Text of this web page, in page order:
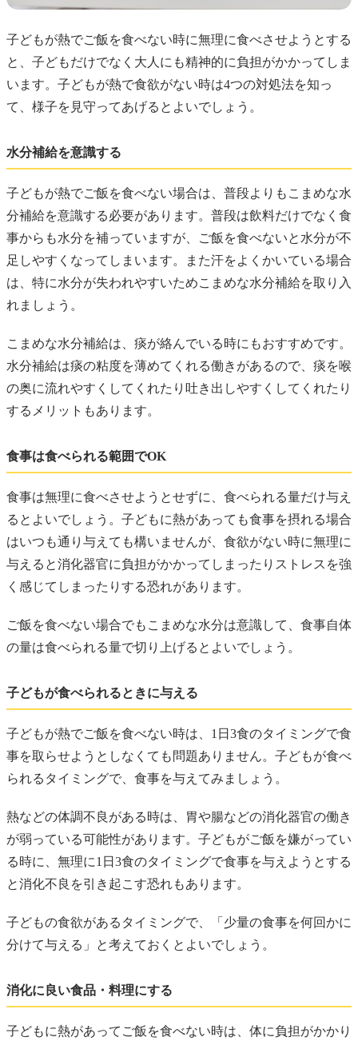
子どもが熱でご飯を食べない時に無理に食べさせようとする
と、子どもだけでなく大人にも精神的に負担がかかってしま
います。子どもが熱で食欲がない時は4つの対処法を知っ
て、様子を見守ってあげるとよいでしょう。
水分補給を意識する
子どもが熱でご飯を食べない場合は、普段よりもこまめな水
分補給を意識する必要があります。普段は飲料だけでなく食
事からも水分を補っていますが、ご飯を食べないと水分が不
足しやすくなってしまいます。また汗をよくかいている場合
は、特に水分が失われやすいためこまめな水分補給を取り入
れましょう。
こまめな水分補給は、痰が絡んでいる時にもおすすめです。
水分補給は痰の粘度を薄めてくれる働きがあるので、痰を喉
の奥に流れやすくしてくれたり吐き出しやすくしてくれたり
するメリットもあります。
食事は食べられる範囲でOK
食事は無理に食べさせようとせずに、食べられる量だけ与え
るとよいでしょう。子どもに熱があっても食事を摂れる場合
はいつも通り与えても構いませんが、食欲がない時に無理に
与えると消化器官に負担がかかってしまったりストレスを強
く感じてしまったりする恐れがあります。
ご飯を食べない場合でもこまめな水分は意識して、食事自体
の量は食べられる量で切り上げるとよいでしょう。
子どもが食べられるときに与える
子どもが熱でご飯を食べない時は、1日3食のタイミングで食
事を取らせようとしなくても問題ありません。子どもが食べ
られるタイミングで、食事を与えてみましょう。
熱などの体調不良がある時は、胃や腸などの消化器官の働き
が弱っている可能性があります。子どもがご飯を嫌がってい
る時に、無理に1日3食のタイミングで食事を与えようとする
と消化不良を引き起こす恐れもあります。
子どもの食欲があるタイミングで、「少量の食事を何回かに
分けて与える」と考えておくとよいでしょう。
消化に良い食品・料理にする
子どもに熱があってご飯を食べない時は、体に負担がかかり